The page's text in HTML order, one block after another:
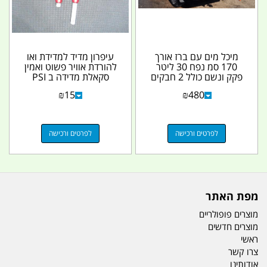
מיכל מים עם ברז אורך
170 סמ נפח 30 ליטר
פקק ונשם כולל 2 חבקים
מתכת מעוצבים עם...
₪480
לפרטים ורכישה
עיפרון מדיד למדידת ואו
להורדת אוויר פשוט ואמין
סקאלת מדידה ב PSI
BAR OR KPA...
₪15
לפרטים ורכישה
מפת האתר
מוצרים פופולריים
מוצרים חדשים
ראשי
צרו קשר
אודותינו